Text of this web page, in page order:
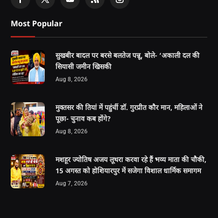
Most Popular
सुखबीर बादल पर बरसे बलतेज पन्नू, बोले- ‘अकाली दल की
सियासी जमीन खिसकी
Aug 8, 2026
मुक्तसर की तियां में पहुंचीं डॉ. गुरप्रीत कौर मान, महिलाओं ने
पूछा- चुनाव कब होंगे?
Aug 8, 2026
मशहूर ज्योतिष अजय लूथरा करवा रहे हैं भव्य माता की चौकी,
15 अगस्त को होशियारपुर में सजेगा विशाल धार्मिक समागम
Aug 7, 2026